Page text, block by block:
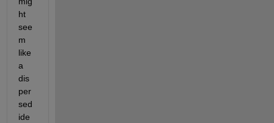
ht
see
m
like
a
dis
per
sed
ide